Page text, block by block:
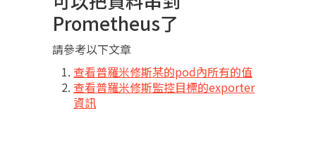
Prometheus了
請參考以下文章
查看普羅米修斯某的pod內所有的值
查看普羅米修斯監控目標的exporter
資訊